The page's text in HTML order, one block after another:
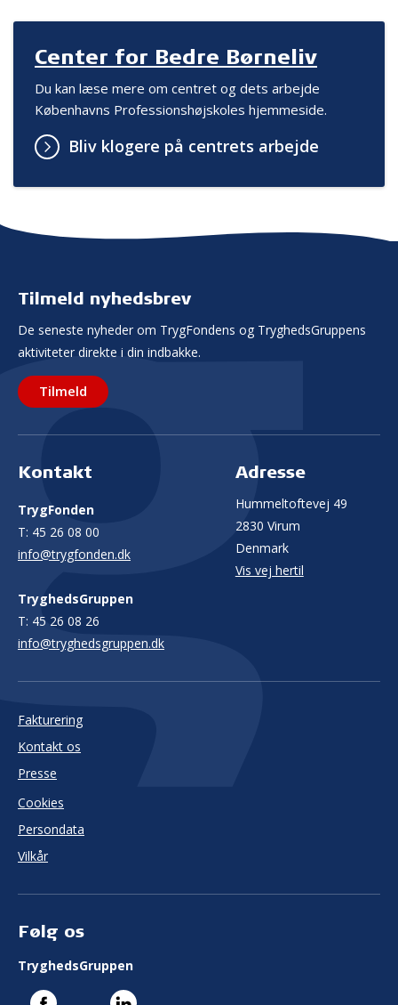
Center for Bedre Børneliv
Du kan læse mere om centret og dets arbejde
Københavns Professionshøjskoles hjemmeside.
Bliv klogere på centrets arbejde
Tilmeld nyhedsbrev
De seneste nyheder om TrygFondens og TryghedsGruppens
aktiviteter direkte i din indbakke.
Tilmeld
Kontakt
TrygFonden
T: 45 26 08 00
info@trygfonden.dk
TryghedsGruppen
T: 45 26 08 26
info@tryghedsgruppen.dk
Adresse
Hummeltoftevej 49
2830 Virum
Denmark
Vis vej hertil
Fakturering
Kontakt os
Presse
Cookies
Persondata
Vilkår
Følg os
TryghedsGruppen